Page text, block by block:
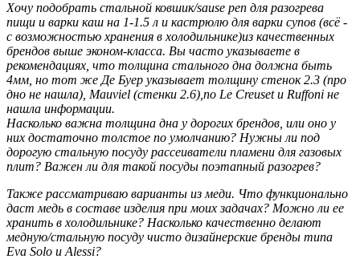
Хочу подобрать стальной ковшик/sause pen для разогрева
пищи и варки каш на 1-1.5 л и кастрюлю для варки супов (всё -
с возможностью хранения в холодильнике)из качественных
брендов выше эконом-класса. Вы часто указываете в
рекомендациях, что толщина стального дна должна быть
4мм, но тот же Де Буер указывает толщину стенок 2.3 (про
дно не нашла), Mauviel (стенки 2.6),по Le Creuset и Ruffoni не
нашла информации.
Насколько важна толщина дна у дорогих брендов, или оно у
них достаточно толстое по умолчанию? Нужны ли под
дорогую стальную посуду рассеиватели пламени для газовых
плит? Важен ли для такой посуды поэтапный разогрев?
Также рассматриваю варианты из меди. Что функционально
даст медь в составе изделия при моих задачах? Можно ли ее
хранить в холодильнике? Насколько качественно делают
медную/стальную посуду чисто дизайнерские бренды типа
Eva Solo и Alessi?